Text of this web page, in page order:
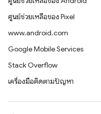
ศูนย์ช่วยเหลือของ Pixel
www.android.com
Google Mobile Services
Stack Overflow
เครื่องมือติดตามปัญหา